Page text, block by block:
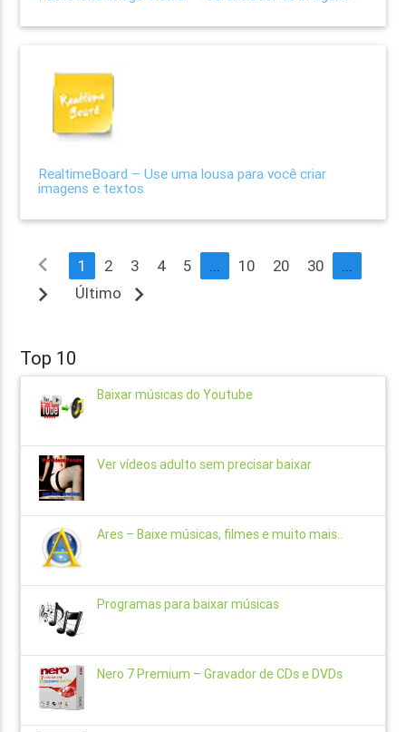
RealtimeBoard – Use uma lousa para você criar
imagens e textos
navigate_before 1 2 3 4 5 ... 10 20 30 ...
navigate_next Último navigate_next
Top 10
Baixar músicas do Youtube
Ver vídeos adulto sem precisar baixar
Ares – Baixe músicas, filmes e muito mais..
Programas para baixar músicas
Nero 7 Premium – Gravador de CDs e DVDs